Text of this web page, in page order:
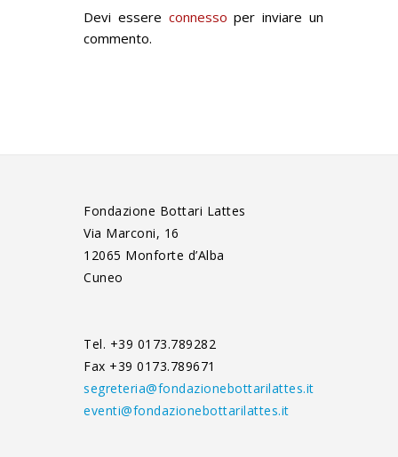
Devi essere connesso per inviare un
commento.
Fondazione Bottari Lattes
Via Marconi, 16
12065 Monforte d’Alba
Cuneo
Tel. +39 0173.789282
Fax +39 0173.789671
segreteria@fondazionebottarilattes.it
eventi@fondazionebottarilattes.it